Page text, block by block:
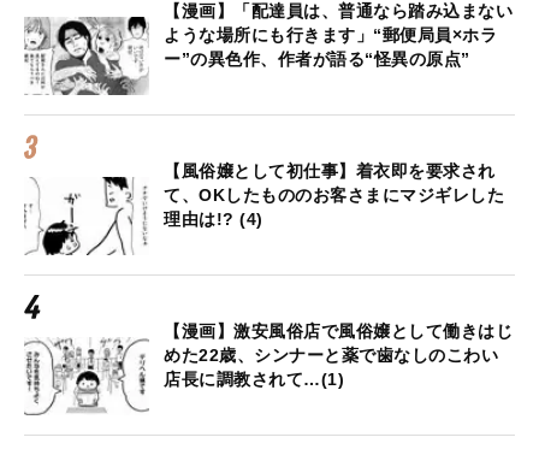
【漫画】「配達員は、普通なら踏み込まない
ような場所にも行きます」“郵便局員×ホラ
ー”の異色作、作者が語る“怪異の原点”
【風俗嬢として初仕事】着衣即を要求され
て、OKしたもののお客さまにマジギレした
理由は!? (4)
【漫画】激安風俗店で風俗嬢として働きはじ
めた22歳、シンナーと薬で歯なしのこわい
店長に調教されて…(1)